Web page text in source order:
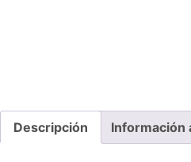
Descripción Información